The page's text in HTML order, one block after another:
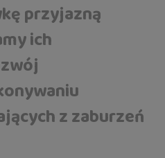
przyjazną
ich
z zaburzeń